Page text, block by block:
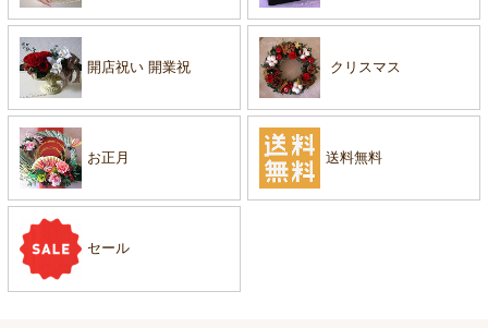
開店祝い 開業祝 クリスマス
お正月 送料無料
セール